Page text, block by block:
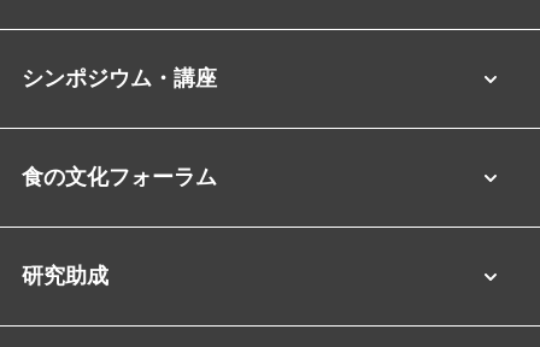
シンポジウム・講座
食の文化フォーラム
研究助成